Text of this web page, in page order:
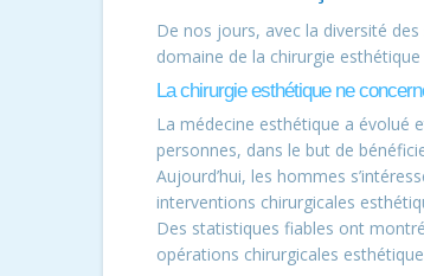
De nos jours, avec la diversité
domaine de la chirurgie
La chirurgie esthétique ne
La médecine esthétique a évolué
personnes, dans le but de
Aujourd’hui, les hommes
interventions chirurgicales
Des statistiques fiables ont
opérations chirurgicales